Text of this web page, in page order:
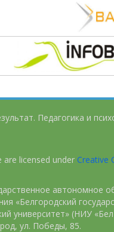
Педагогика и
licensed under Creative
автономное
«Белгородский
университет» (НИУ
ул. Победы, 85.